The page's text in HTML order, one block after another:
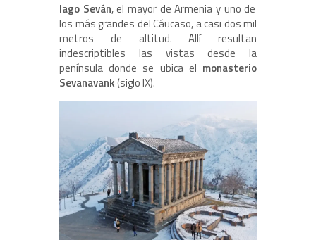
lago Seván, el mayor de Armenia y uno de
los más grandes del Cáucaso, a casi dos mil
metros de altitud. Allí resultan
indescriptibles las vistas desde la
península donde se ubica el monasterio
Sevanavank(siglo IX).